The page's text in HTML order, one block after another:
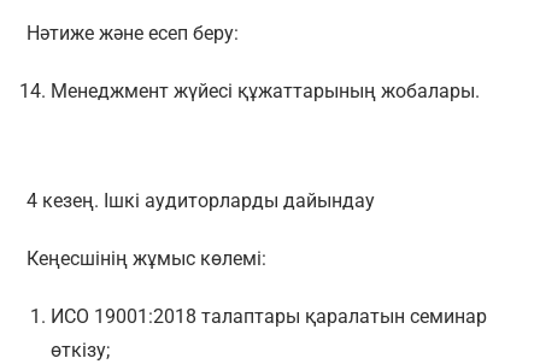
Нәтиже және есеп беру:
Менеджмент жүйесі құжаттарының жобалары.
4 кезең. Ішкі аудиторларды дайындау
Кеңесшінің жұмыс көлемі:
ИСО 19001:2018 талаптары қаралатын семинар
өткізу;